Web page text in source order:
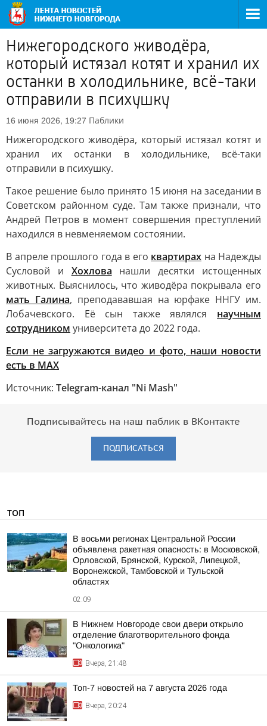
Нижегородского живодёра,
который истязал котят и хранил их
останки в холодильнике, всё-таки
отправили в психушку
16 июня 2026, 19:27 Паблики
Нижегородского живодёра, который истязал котят и
хранил их останки в холодильнике, всё-таки
отправили в психушку.
Такое решение было принято 15 июня на заседании в
Советском районном суде. Там также признали, что
Андрей Петров в момент совершения преступлений
находился в невменяемом состоянии.
В апреле прошлого года в его квартирах на Надежды
Сусловой и Хохлова нашли десятки истощенных
животных. Выяснилось, что живодёра покрывала его
мать Галина, преподававшая на юрфаке ННГУ им.
Лобачевского. Её сын также являлся научным
сотрудником университета до 2022 года.
Если не загружаются видео и фото, наши новости
есть в MAX
Источник: Telegram-канал "Ni Mash"
Подписывайтесь на наш паблик в ВКонтакте
ПОДПИСАТЬСЯ
ТОП
В восьми регионах Центральной России
объявлена ракетная опасность: в Московской,
Орловской, Брянской, Курской, Липецкой,
Воронежской, Тамбовской и Тульской
областях
02:09
В Нижнем Новгороде свои двери открыло
отделение благотворительного фонда
"Онкологика"
Вчера, 21:48
Топ-7 новостей на 7 августа 2026 года
Вчера, 20:24